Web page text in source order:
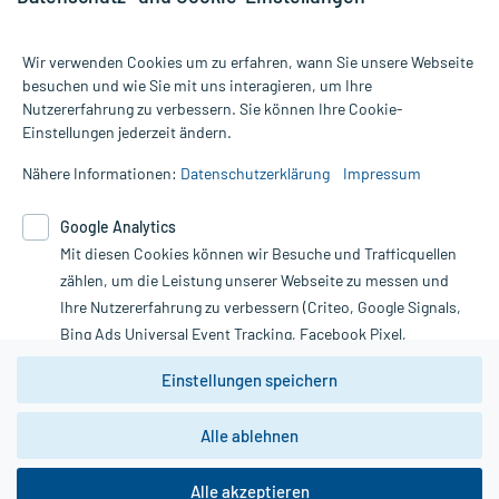
Alle Preise gelten inkl. MwSt., ggf. zzgl. Versandkosten
Informationen auf dieser Website werden ausschließlich für
die Untersuchung und Behandlung durch einen Arzt. Bitte
Therapien eingeleitet werden können. | Diese Webseite benutzt
Google Analytics. Lesen Sie bitte dazu die wichtigen Hinweise in
unserer Datenschutzerklärung. Für den Widerruf einer Bestellung
nutzen Sie das Formular:
Vertrag widerrufen
*Hinweise zu unseren Aktionen und Bewertungen
Wir verwenden Cookies um zu erfahren, wann Sie unsere Webseite
besuchen und wie Sie mit uns interagieren, um Ihre
Nutzererfahrung zu verbessern. Sie können Ihre Cookie-
Einstellungen jederzeit ändern.
Nähere Informationen: Datenschutzerklärung Impressum
Google Analytics
Mit diesen Cookies können wir Besuche und Trafficquellen
zählen, um die Leistung unserer Webseite zu messen und
Ihre Nutzererfahrung zu verbessern (Criteo, Google Signals,
Bing Ads Universal Event Tracking, Facebook Pixel,
Youtube-Social Plugin).
Wir weisen darauf hin, dass die
zwingend den Europäischen Anforderungen gem. EU-
DSGVO genügen und ein Datentransfer in Drittstaaten bzw.
Daten dort verarbeitet werden, kann nicht geprüft und
Einstellungen speichern
Alle ablehnen
Alle akzeptieren